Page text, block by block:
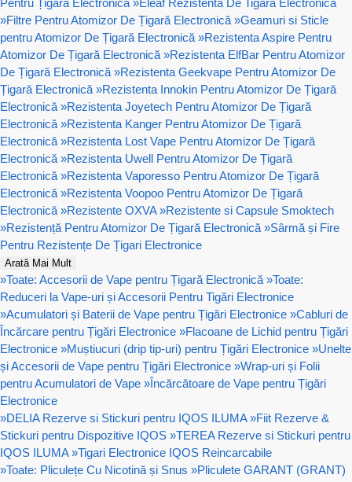
Pentru Țigară Electronică »Eleaf Rezistenta De Tigara Electronica
»Filtre Pentru Atomizor De Țigară Electronică »Geamuri si Sticle
pentru Atomizor De Țigară Electronică »Rezistenta Aspire Pentru
Atomizor De Țigară Electronică »Rezistenta ElfBar Pentru Atomizor
De Țigară Electronică »Rezistenta Geekvape Pentru Atomizor De
Țigară Electronică »Rezistenta Innokin Pentru Atomizor De Țigară
Electronică »Rezistenta Joyetech Pentru Atomizor De Țigară
Electronică »Rezistenta Kanger Pentru Atomizor De Țigară
Electronică »Rezistenta Lost Vape Pentru Atomizor De Țigară
Electronică »Rezistenta Uwell Pentru Atomizor De Țigară
Electronică »Rezistenta Vaporesso Pentru Atomizor De Țigară
Electronică »Rezistenta Voopoo Pentru Atomizor De Țigară
Electronică »Rezistente OXVA »Rezistente si Capsule Smoktech
»Rezistență Pentru Atomizor De Țigară Electronică »Sârmă și Fire
Pentru Rezistențe De Țigari Electronice
Arată Mai Mult
»Toate: Accesorii de Vape pentru Țigară Electronică »Toate:
Reduceri la Vape-uri și Accesorii Pentru Tigări Electronice
»Acumulatori și Baterii de Vape pentru Țigări Electronice »Cabluri de
Încărcare pentru Țigări Electronice »Flacoane de Lichid pentru Țigări
Electronice »Muștiucuri (drip tip-uri) pentru Țigări Electronice »Unelte
și Accesorii de Vape pentru Țigări Electronice »Wrap-uri și Folii
pentru Acumulatori de Vape »Încărcătoare de Vape pentru Țigări
Electronice
»DELIA Rezerve si Stickuri pentru IQOS ILUMA »Fiit Rezerve &
Stickuri pentru Dispozitive IQOS »TEREA Rezerve si Stickuri pentru
IQOS ILUMA »Tigari Electronice IQOS Reincarcabile
»Toate: Pliculețe Cu Nicotină și Snus »Pliculete GARANT (GRANT)